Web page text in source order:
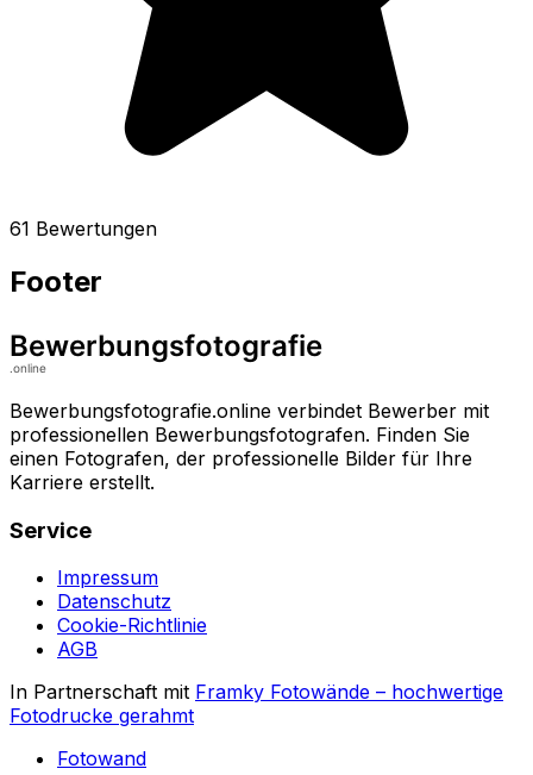
61 Bewertungen
Footer
Bewerbungsfotografie.online verbindet Bewerber mit
professionellen Bewerbungsfotografen. Finden Sie
einen Fotografen, der professionelle Bilder für Ihre
Karriere erstellt.
Service
Impressum
Datenschutz
Cookie-Richtlinie
AGB
In Partnerschaft mit Framky Fotowände – hochwertige
Fotodrucke gerahmt
Fotowand